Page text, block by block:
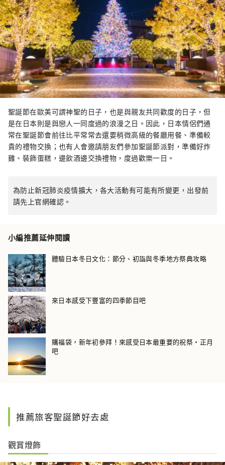
聖誕節在歐美可謂神聖的日子，也是與親友共同歡度的日子，但
是在日本則是與戀人一同度過的浪漫之日。因此，日本情侶們通
常在聖誕節會前往比平常常去還要稍微高級的餐廳用餐、準備較
貴的禮物交換；也有人會邀請朋友們參加聖誕節派對，準備好炸
雞、裝飾蛋糕，邊飲酒邊交換禮物，度過歡樂一日。
為防止新冠肺炎疫情擴大，各大活動有可能有所變更，出發前
請先上官網確認。
小編推薦延伸閱讀
體驗日本冬日文化：節分、初詣與冬季地方祭典攻略
來日本感受下豐富的四季節目吧
購福袋，新年初參拜！來感受日本最重要的祝祭・正月
吧
推薦旅客聖誕節好去處
觀賞燈飾